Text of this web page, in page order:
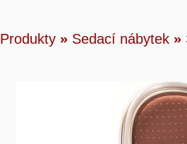
Produkty » Sedací nábytek »
Produkty » Sedací